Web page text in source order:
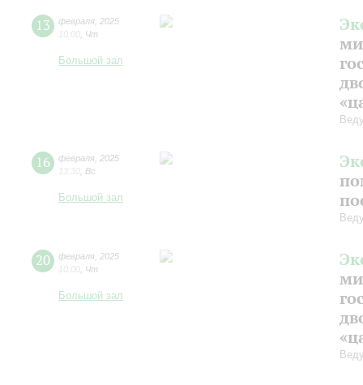
13 февраля 2025
10:00 Чт
Большой зал
16 февраля 2025
13:30 Вс
Большой зал
20 февраля 2025
10:00 Чт
Большой зал